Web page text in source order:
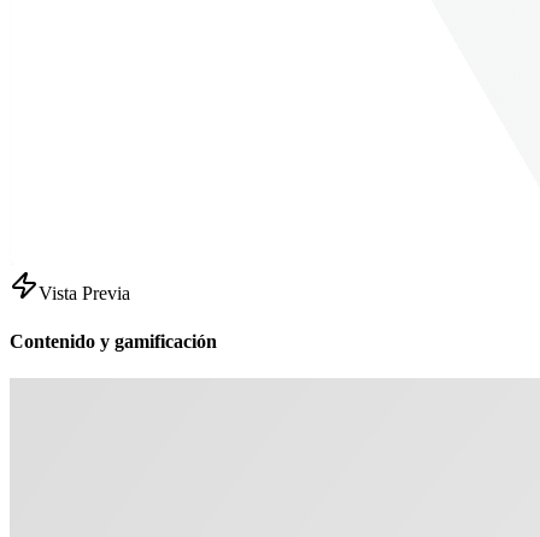
Vista Previa
Contenido y gamificación